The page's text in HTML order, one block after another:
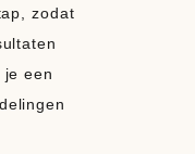
zodat
een